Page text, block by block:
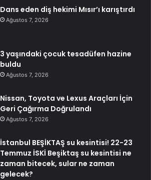
Dans eden diş hekimi Mısır’ı karıştırdı
Ağustos 7, 2026
3 yaşındaki çocuk tesadüfen hazine
buldu
Ağustos 7, 2026
Nissan, Toyota ve Lexus Araçları İçin
Geri Çağırma Doğrulandı
Ağustos 7, 2026
İstanbul BEŞİKTAŞ su kesintisi! 22-23
Temmuz İSKİ Beşiktaş su kesintisi ne
zaman bitecek, sular ne zaman
gelecek?